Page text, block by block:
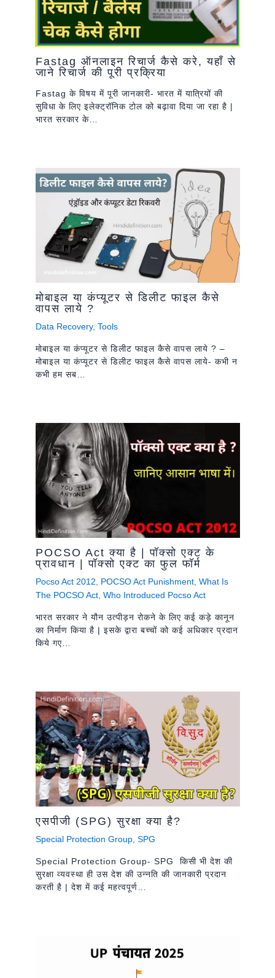
Fastag ऑनलाइन रिचार्ज कैसे करे, यहाँ से
जाने रिचार्ज की पूरी प्रक्रिया
Fastag के विषय में पूरी जानकारी- भारत में यात्रियों की
सुविधा के लिए इलेक्ट्रॉनिक टोल को बढ़ावा दिया जा रहा है |
भारत सरकार के…
मोबाइल या कंप्यूटर से डिलीट फाइल कैसे
वापस लाये ?
Data Recovery, Tools
मोबाइल या कंप्यूटर से डिलीट फाइल कैसे वापस लाये ? –
मोबाइल या कंप्यूटर से डिलीट फाइल कैसे वापस लाये- कभी न
कभी हम सब…
POCSO Act क्या है | पॉक्सो एक्ट के
प्रावधान | पॉक्सो एक्ट का फुल फॉर्म
Pocso Act 2012 POCSO Act Punishment, What Is
The POCSO Act, Who Introduced Pocso Act
भारत सरकार ने यौन उत्पीड़न रोकने के लिए कई कड़े कानून
का निर्माण किया है | इसके द्वारा बच्चों को कई अधिकार प्रदान
किये गए…
एसपीजी (SPG) सुरक्षा क्या है?
Special Protection Group, SPG
Special Protection Group- SPG किसी भी देश की
सुरक्षा व्यवस्था ही उस देश की उन्नति की जानकारी प्रदान
करती है | देश में कई महत्वपूर्ण…